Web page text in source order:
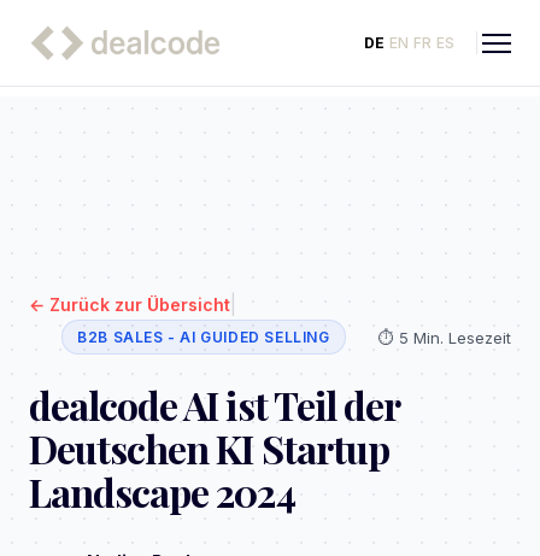
DE EN FR ES
← Zurück zur Übersicht
B2B SALES - AI GUIDED SELLING ⏱️ 5 Min. Lesezeit
dealcode AI ist Teil der
Deutschen KI Startup
Landscape 2024